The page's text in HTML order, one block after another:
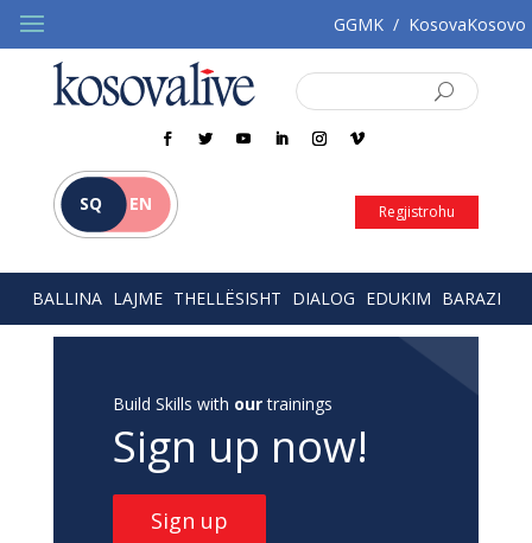
GGMK / KosovaKosovo
SQ EN Regjistrohu
BALLINA LAJME THELLËSISHT DIALOG EDUKIM BARAZI
Build Skills with ourtrainings
Sign up now!
Sign up